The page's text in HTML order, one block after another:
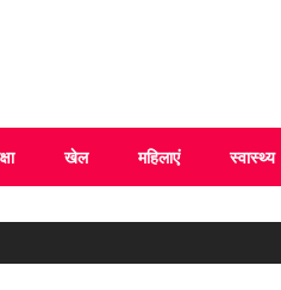
खेल महिलाएं स्वास्थ्य